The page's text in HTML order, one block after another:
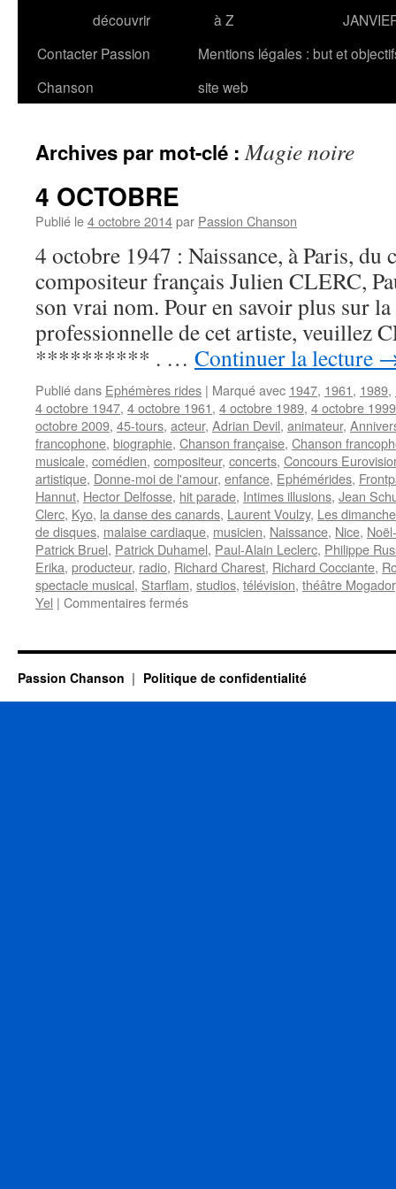
découvrir
à Z
Contacter Passion
Chanson
Mentions légales : but et
site web
Archives par mot-clé :Magie noire
4 OCTOBRE
Publié le4 octobre 2014par Passion Chanson
4 octobre 1947 : Naissance, à Paris, du
compositeur français Julien CLERC,
son vrai nom. Pour en savoir plus sur
professionnelle de cet artiste, veuillez
********** . … Continuer la lecture
Publié dans Ephémères rides | Marqué avec 1947, 1961, 1989,
4 octobre 1947, 4 octobre 1961, 4 octobre 1989, 4 octobre 1999
octobre 2009, 45-tours, acteur, Adrian Devil, animateur,
francophone, biographie, Chanson française, Chanson
musicale, comédien, compositeur, concerts, Concours
artistique, Donne-moi de l'amour, enfance, Ephémérides,
Hannut, Hector Delfosse, hit parade, Intimes illusions, Jean
Clerc, Kyo, la danse des canards, Laurent Voulzy, Les
de disques, malaise cardiaque, musicien, Naissance, Nice,
Patrick Bruel, Patrick Duhamel, Paul-Alain Leclerc, Philippe
Erika, producteur, radio, Richard Charest, Richard Cocciante,
spectacle musical, Starflam, studios, télévision, théâtre Mogador
Yel | Commentaires ferméssur
Passion Chanson Politique de confidentialité